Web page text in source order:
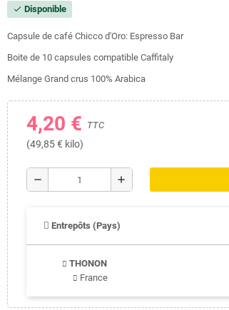
check Disponible
Capsule de café Chicco d'Oro: Espresso Bar
Boite de 10 capsules compatible Caffitaly
Mélange Grand crus 100% Arabica
4,20 € TTC
(49,85 € kilo)
remove add
Entrepôts (Pays)
THONON
France